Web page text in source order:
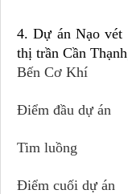
4. Dự án Nạo
thị trần Cần
Bến Cơ Khí
Điểm đầu dự án
Tim luồng
Điểm cuối dự án